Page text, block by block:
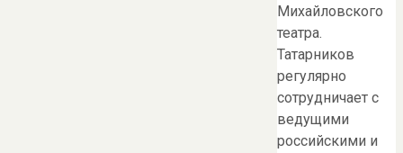
Михайловского
театра.
Татарников
регулярно
сотрудничает с
ведущими
российскими и